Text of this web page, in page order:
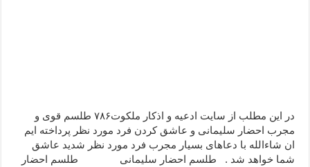
در این مطلب از سایت ادعیه و اذکار ملکوت۷۸۶ طلسم قوی و
مجرب احضار سلیمانی و عاشق کردن فرد مورد نظر پرداخته ایم
ان شاءالله با دعاهای بسیار مجرب فرد مورد نظر شدید عاشق
شما خواهد شد . طلسم احضار سلیمانی طلسم احضار